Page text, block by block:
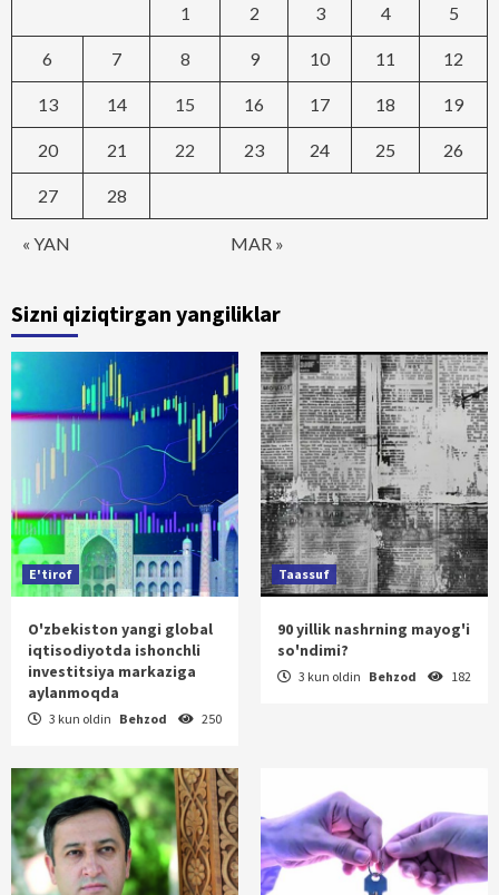
« YAN MAR »
1 2 3 4 5
6 7 8 9 10 11 12
13 14 15 16 17 18 19
20 21 22 23 24 25 26
27 28
Sizni qiziqtirgan yangiliklar
E'tirof
O'zbekiston yangi global
iqtisodiyotda ishonchli
investitsiya markaziga
aylanmoqda
3 kun oldin Behzod 250
Taassuf
90 yillik nashrning mayog'i
so'ndimi?
3 kun oldin Behzod 182